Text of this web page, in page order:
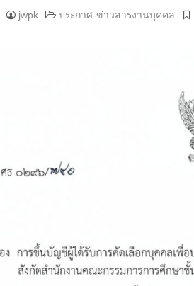
jwpk ประกาศ-ข่าวสารงานบุคคล